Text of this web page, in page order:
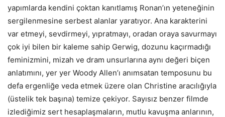
yapımlarda kendini çoktan kanıtlamış Ronan’ın yeteneğinin
sergilenmesine serbest alanlar yaratıyor. Ana karakterini
var etmeyi, sevdirmeyi, yıpratmayı, oradan oraya savurmayı
çok iyi bilen bir kaleme sahip Gerwig, dozunu kaçırmadığı
feminizmini, mizah ve dram unsurlarına aynı değeri biçen
anlatımını, yer yer Woody Allen’ı anımsatan temposunu bu
defa ergenliğe veda etmek üzere olan Christine aracılığıyla
(üstelik tek başına) temize çekiyor. Sayısız benzer filmde
izlediğimiz sert hesaplaşmaların, mutlu kavuşma anlarının,